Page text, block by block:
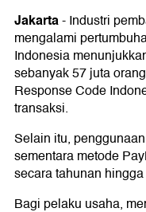
Jakarta-Industri
mengalami
Indonesia
sebanyak 57 juta
Response Code
transaksi.
Selain itu,
sementara metode
secara tahunan
Bagi pelaku usaha,